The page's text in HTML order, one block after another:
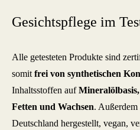
Gesichtspflege im
Alle getesteten Produkte sind
somit frei von synthetischen
Inhaltsstoffen auf
Fetten und Wachsen.
Deutschland hergestellt, vegan,